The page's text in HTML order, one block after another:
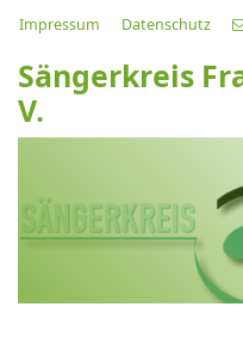
Impressum Datenschutz
Sängerkreis
V.